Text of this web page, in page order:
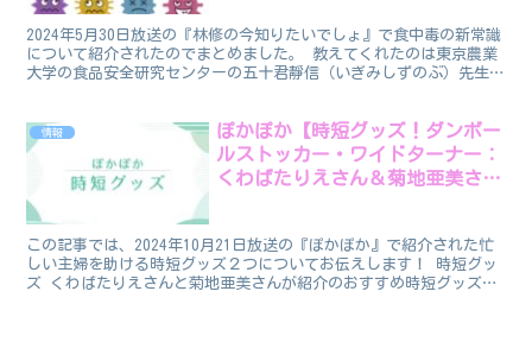
2024年5月30日放送の『林修の今知りたいでしょ』で食中毒の新常識
について紹介されたのでまとめました。 教えてくれたのは東京農業
大学の食品安全研究センターの五十君靜信（いぎみしずのぶ）先生で
情報
ぽかぽか【時短グッズ！ダンボー
ルストッカー・ワイドターナー：
くわばたりえさん＆菊地亜美さん
この記事では、2024年10月21日放送の『ぽかぽか』で紹介された忙
しい主婦を助ける時短グッズ２つについてお伝えします！ 時短グッ
ズ くわばたりえさんと菊地亜美さんが紹介のおすすめ時短グッズは